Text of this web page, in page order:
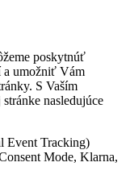
poskytnúť
a umožniť Vám
S Vaším
nasledujúce
Event Tracking)
Mode, Klarna,